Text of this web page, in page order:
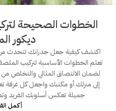
الخطوات الصحيحة
ديكور
اكتشف كيفية جعل جدرانك تتحدث
تعلم الخطوات الأساسية لتركيب
لضمان الالتصاق المثالي والتخلص
إلى منزلك أو مكتبك واجعل كل
جميلة تعكس أسلوبك الفريد
أكمـل